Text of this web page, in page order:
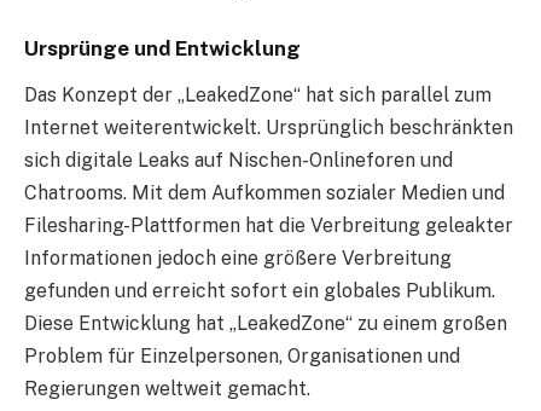
Ursprünge und Entwicklung
Das Konzept der „LeakedZone“ hat sich parallel zum
Internet weiterentwickelt. Ursprünglich beschränkten
sich digitale Leaks auf Nischen-Onlineforen und
Chatrooms. Mit dem Aufkommen sozialer Medien und
Filesharing-Plattformen hat die Verbreitung geleakter
Informationen jedoch eine größere Verbreitung
gefunden und erreicht sofort ein globales Publikum.
Diese Entwicklung hat „LeakedZone“ zu einem großen
Problem für Einzelpersonen, Organisationen und
Regierungen weltweit gemacht.